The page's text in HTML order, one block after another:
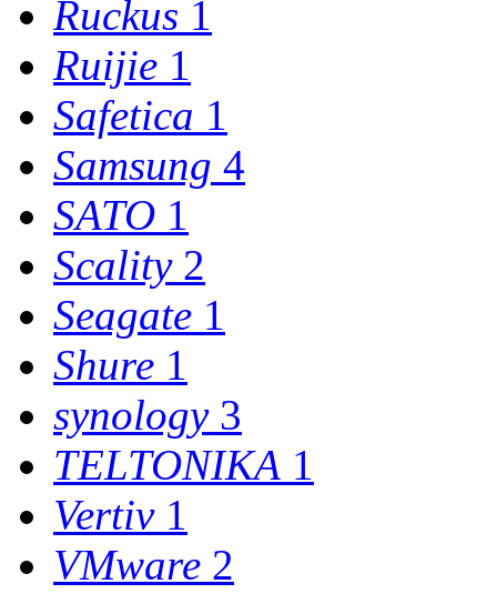
Ruckus 1
Ruijie 1
Safetica 1
Samsung 4
SATO 1
Scality 2
Seagate 1
Shure 1
synology 3
TELTONIKA 1
Vertiv 1
VMware 2